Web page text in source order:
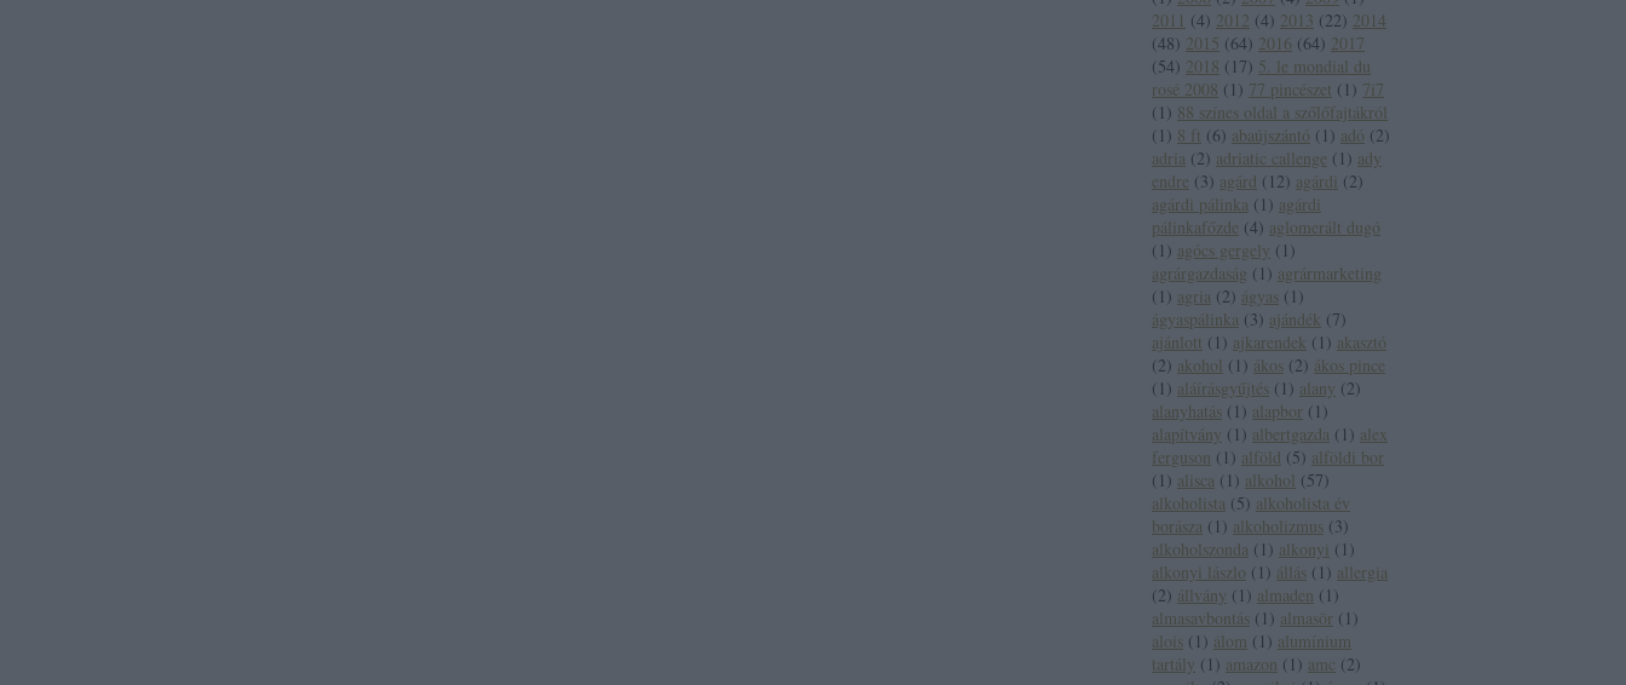
2011 (4) 2012 (4) 2013 (22) 2014
(48) 2015 (64) 2016 (64) 2017
(54) 2018 ( 17) 5. le mondial du
rosé 2008 ( 1 ) 77 pincészet ( 1 ) 7i7
( 1 ) 88 színes oldal a szőlőfajtákról
( 1 ) 8 ft (6) abaújszántó ( 1 ) adó (2)
adria (2) adriatic callenge ( 1 ) ady
endre (3) agárd ( 12) agárdi (2)
agárdi pálinka ( 1 ) agárdi
pálinkafőzde (4) aglomerált dugó
( 1 ) agócs gergely ( 1 )
agrárgazdaság ( 1 ) agrármarketing
( 1 ) agria (2) ágyas ( 1 )
ágyaspálinka (3) ajándék (7)
ajánlott ( 1 ) ajkarendek ( 1 ) akasztó
(2) akohol ( 1 ) ákos (2) ákos pince
( 1 ) aláírásgyűjtés ( 1 ) alany (2)
alanyhatás ( 1 ) alapbor ( 1 )
alapítvány ( 1 ) albertgazda ( 1 ) alex
ferguson ( 1 ) alföld (5) alföldi bor
( 1 ) alisca ( 1 ) alkohol (57)
alkoholista (5) alkoholista év
borásza ( 1 ) alkoholizmus (3)
alkoholszonda ( 1 ) alkonyi ( 1 )
alkonyi lászlo ( 1 ) állás ( 1 ) allergia
(2) állvány ( 1 ) almaden ( 1 )
almasavbontás ( 1 ) almasör ( 1 )
alois ( 1 ) álom ( 1 ) alumínium
tartály ( 1 ) amazon ( 1 ) amc (2)